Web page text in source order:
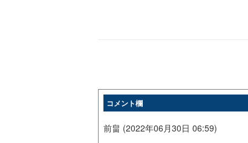
コメント欄
前畠 (2022年06月30日 06:59)